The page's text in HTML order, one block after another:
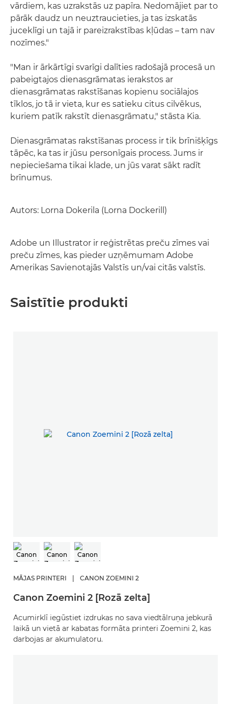
vārdiem, kas uzrakstās uz papīra. Nedomājiet par to
pārāk daudz un neuztraucieties, ja tas izskatās
juceklīgi un tajā ir pareizrakstības kļūdas – tam nav
nozīmes."
"Man ir ārkārtīgi svarīgi dalīties radošajā procesā un
pabeigtajos dienasgrāmatas ierakstos ar
dienasgrāmatas rakstīšanas kopienu sociālajos
tīklos, jo tā ir vieta, kur es satieku citus cilvēkus,
kuriem patīk rakstīt dienasgrāmatu," stāsta Kia.
Dienasgrāmatas rakstīšanas process ir tik brīnišķīgs
tāpēc, ka tas ir jūsu personīgais process. Jums ir
nepieciešama tikai klade, un jūs varat sākt radīt
brīnumus.
Autors: Lorna Dokerila (Lorna Dockerill)
Adobe un Illustrator ir reģistrētas preču zīmes vai
preču zīmes, kas pieder uzņēmumam Adobe
Amerikas Savienotajās Valstīs un/vai citās valstīs.
Saistītie produkti
MĀJAS PRINTERI CANON ZOEMINI 2
Canon Zoemini 2 [Rozā zelta]
Acumirklī iegūstiet izdrukas no sava viedtālruņa jebkurā
laikā un vietā ar kabatas formāta printeri Zoemini 2, kas
darbojas ar akumulatoru.